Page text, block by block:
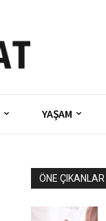
YAŞAM
ÖNE ÇIKANLAR